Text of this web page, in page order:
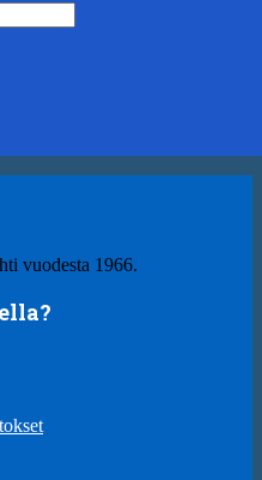
vuodesta 1966.